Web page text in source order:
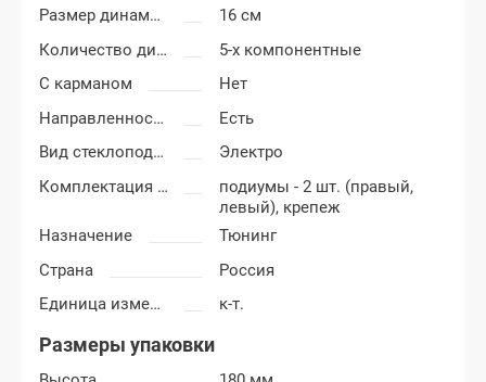
Размер динамиков
16 см
Количество динамиков
5-х компонентные
С карманом
Нет
Направленность
Есть
Вид стеклоподъемников
Электро
Комплектация подиумов
подиумы - 2 шт. (правый,
левый), крепеж
Назначение
Тюнинг
Страна
Россия
Единица измерения
к-т.
Размеры упаковки